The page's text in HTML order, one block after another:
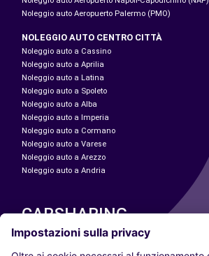
Noleggio auto Aeropuerto Palermo (PMO)
NOLEGGIO AUTO CENTRO CITTÀ
Noleggio auto a Cassino
Noleggio auto a Aprilia
Noleggio auto a Latina
Noleggio auto a Spoleto
Noleggio auto a Alba
Noleggio auto a Imperia
Noleggio auto a Cormano
Noleggio auto a Varese
Noleggio auto a Arezzo
Noleggio auto a Andria
CARSHARING
LE NOSTRE CITTÀ